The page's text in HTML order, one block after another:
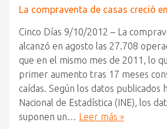
La compraventa de casas creció
Cinco Días 9/10/2012 – La
alcanzó en agosto las 27.708
que en el mismo mes de 2011, lo
primer aumento tras 17 meses
caídas. Según los datos
Nacional de Estadística (INE), los
suponen un… Leer más »